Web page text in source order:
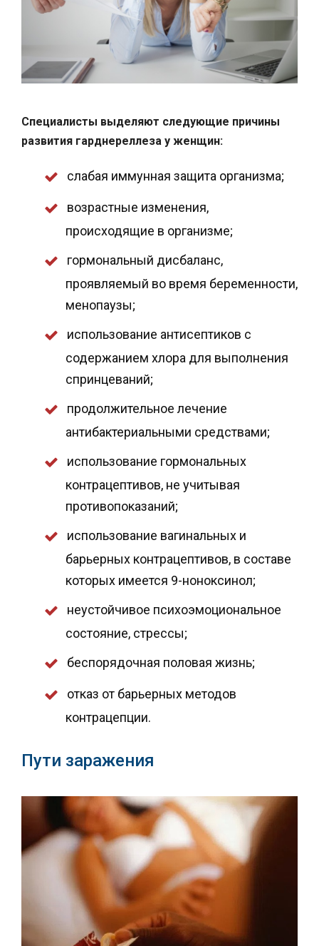
Специалисты выделяют следующие причины
развития гарднереллеза у женщин:
слабая иммунная защита организма;
возрастные изменения,
происходящие в организме;
гормональный дисбаланс,
проявляемый во время беременности,
менопаузы;
использование антисептиков с
содержанием хлора для выполнения
спринцеваний;
продолжительное лечение
антибактериальными средствами;
использование гормональных
контрацептивов, не учитывая
противопоказаний;
использование вагинальных и
барьерных контрацептивов, в составе
которых имеется 9-ноноксинол;
неустойчивое психоэмоциональное
состояние, стрессы;
беспорядочная половая жизнь;
отказ от барьерных методов
контрацепции.
Пути заражения